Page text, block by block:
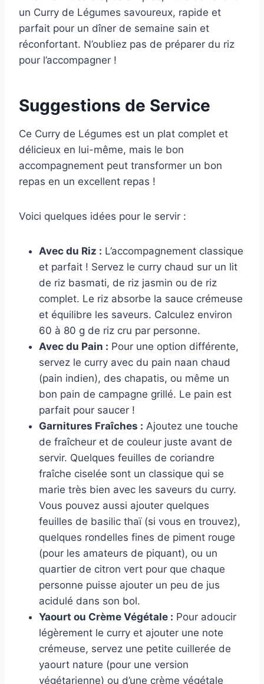
un Curry de Légumes savoureux, rapide et
parfait pour un dîner de semaine sain et
réconfortant. N’oubliez pas de préparer du riz
pour l’accompagner !
Suggestions de Service
Ce Curry de Légumes est un plat complet et
délicieux en lui-même, mais le bon
accompagnement peut transformer un bon
repas en un excellent repas !
Voici quelques idées pour le servir :
Avec du Riz : L’accompagnement classique
et parfait ! Servez le curry chaud sur un lit
de riz basmati, de riz jasmin ou de riz
complet. Le riz absorbe la sauce crémeuse
et équilibre les saveurs. Calculez environ
60 à 80 g de riz cru par personne.
Avec du Pain : Pour une option différente,
servez le curry avec du pain naan chaud
(pain indien), des chapatis, ou même un
bon pain de campagne grillé. Le pain est
parfait pour saucer !
Garnitures Fraîches : Ajoutez une touche
de fraîcheur et de couleur juste avant de
servir. Quelques feuilles de coriandre
fraîche ciselée sont un classique qui se
marie très bien avec les saveurs du curry.
Vous pouvez aussi ajouter quelques
feuilles de basilic thaï (si vous en trouvez),
quelques rondelles fines de piment rouge
(pour les amateurs de piquant), ou un
quartier de citron vert pour que chaque
personne puisse ajouter un peu de jus
acidulé dans son bol.
Yaourt ou Crème Végétale : Pour adoucir
légèrement le curry et ajouter une note
crémeuse, servez une petite cuillerée de
yaourt nature (pour une version
végétarienne) ou d’une crème végétale